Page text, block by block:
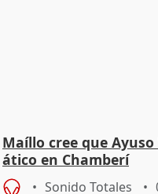
Maíllo cree que
ático en Chamberí
Sonido Totales